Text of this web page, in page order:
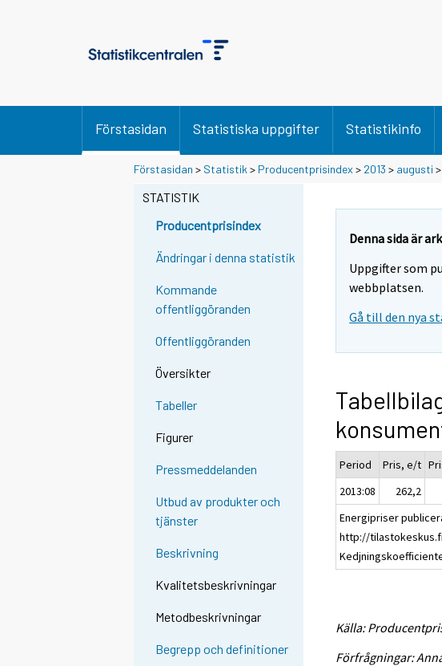
Förstasidan Statistiska uppgifter Statistikinfo
Förstasidan > Statistik > Producentprisindex > 2013 > augusti
STATISTIK
Producentprisindex
Ändringar i denna statistik
Kommande
offentliggöranden
Offentliggöranden
Översikter
Tabeller
Figurer
Pressmeddelanden
Utbud av produkter och
tjänster
Beskrivning
Kvalitetsbeskrivningar
Metodbeskrivningar
Begrepp och definitioner
Denna sida är
Uppgifter som
webbplatsen.
Gå till den nya
Period Pris, e/t
2013:08
262,2
Energipriser
http://
Källa:
Förfrågningar: